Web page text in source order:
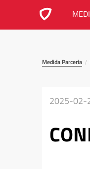
Medida Parceria /
2025-02-